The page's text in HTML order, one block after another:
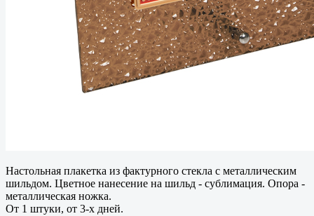
Настольная плакетка из фактурного стекла с металлическим
шильдом. Цветное нанесение на шильд - сублимация. Опора -
металлическая ножка.
От 1 штуки, от 3-х дней.